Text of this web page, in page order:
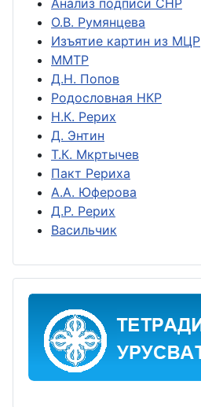
Анализ подписи СНР
О.В. Румянцева
Изъятие картин из МЦР
ММТР
Д.Н. Попов
Родословная НКР
Н.К. Рерих
Д. Энтин
Т.К. Мкртычев
Пакт Рериха
А.А. Юферова
Д.Р. Рерих
Васильчик